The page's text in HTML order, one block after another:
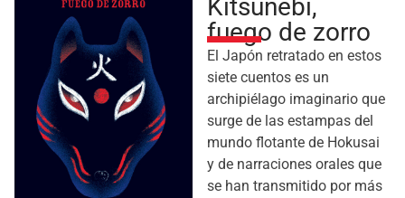
Kitsunebi,
fuego de zorro
El Japón retratado en estos
siete cuentos es un
archipiélago imaginario que
surge de las estampas del
mundo flotante de Hokusai
y de narraciones orales que
se han transmitido por más